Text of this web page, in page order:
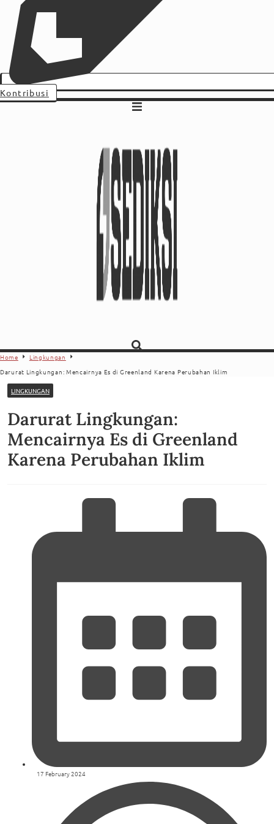
Kontribusi
Home
Lingkungan
Darurat Lingkungan: Mencairnya Es di Greenland Karena Perubahan Iklim
LINGKUNGAN
Darurat Lingkungan:
Mencairnya Es di Greenland
Karena Perubahan Iklim
17 February 2024